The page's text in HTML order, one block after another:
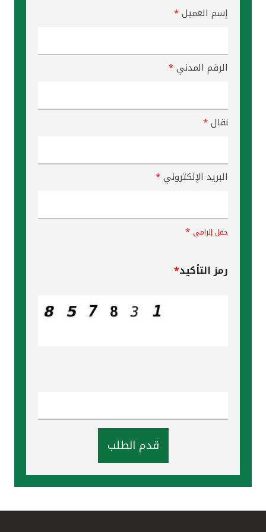
إسم العميل*
الرقم المدني*
نقال*
البريد الإلكتروني*
حقل إلزامي *
رمز التأكيد*
قدم الطلب